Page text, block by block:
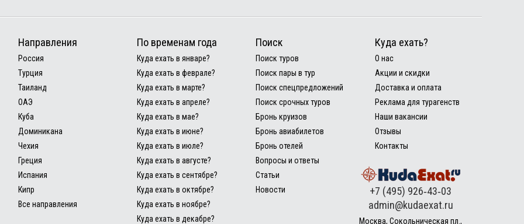
Направления
Россия
Турция
Таиланд
ОАЭ
Куба
Доминикана
Чехия
Греция
Испания
Кипр
Все направления
По временам года
Куда ехать в январе?
Куда ехать в феврале?
Куда ехать в марте?
Куда ехать в апреле?
Куда ехать в мае?
Куда ехать в июне?
Куда ехать в июле?
Куда ехать в августе?
Куда ехать в сентябре?
Куда ехать в октябре?
Куда ехать в ноябре?
Куда ехать в декабре?
Поиск
Поиск туров
Поиск пары в тур
Поиск спецпредложений
Поиск срочных туров
Бронь круизов
Бронь авиабилетов
Бронь отелей
Вопросы и ответы
Статьи
Новости
Куда ехать?
О нас
Акции и скидки
Доставка и оплата
Реклама для турагенств
Наши вакансии
Отзывы
Контакты
+7 (495) 926‑43‑03
admin@kudaexat.ru
Москва, Сокольническая пл.,